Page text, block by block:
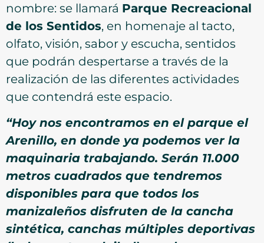
nombre: se llamará Parque Recreacional
de los Sentidos, en homenaje al tacto,
olfato, visión, sabor y escucha, sentidos
que podrán despertarse a través de la
realización de las diferentes actividades
que contendrá este espacio.
“Hoy nos encontramos en el parque el
Arenillo, en donde ya podemos ver la
maquinaria trabajando. Serán 11.000
metros cuadrados que tendremos
disponibles para que todos los
manizaleños disfruten de la cancha
sintética, canchas múltiples deportivas